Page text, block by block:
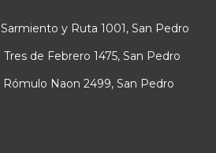
Sarmiento y Ruta 1001, San Pedro
Tres de Febrero 1475, San Pedro
Rómulo Naon 2499, San Pedro